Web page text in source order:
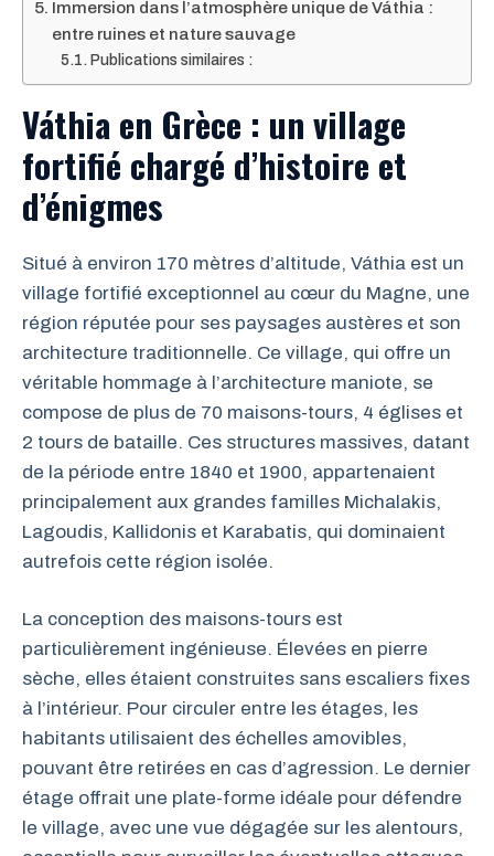
Immersion dans l’atmosphère unique de Váthia :
entre ruines et nature sauvage
Publications similaires :
Váthia en Grèce : un village
fortifié chargé d’histoire et
d’énigmes
Situé à environ 170 mètres d’altitude, Váthia est un
village fortifié exceptionnel au cœur du Magne, une
région réputée pour ses paysages austères et son
architecture traditionnelle. Ce village, qui offre un
véritable hommage à l’architecture maniote, se
compose de plus de 70 maisons-tours, 4 églises et
2 tours de bataille. Ces structures massives, datant
de la période entre 1840 et 1900, appartenaient
principalement aux grandes familles Michalakis,
Lagoudis, Kallidonis et Karabatis, qui dominaient
autrefois cette région isolée.
La conception des maisons-tours est
particulièrement ingénieuse. Élevées en pierre
sèche, elles étaient construites sans escaliers fixes
à l’intérieur. Pour circuler entre les étages, les
habitants utilisaient des échelles amovibles,
pouvant être retirées en cas d’agression. Le dernier
étage offrait une plate-forme idéale pour défendre
le village, avec une vue dégagée sur les alentours,